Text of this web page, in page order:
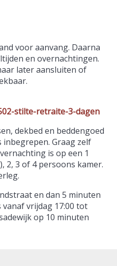
voor aanvang. Daarna
en overnachtingen.
later aansluiten of
stilte-retraite-3-dagen
dekbed en beddengoed
inbegrepen. Graag zelf
is op een 1
2, 3 of 4 persoons kamer.
en dan 5 minuten
vrijdag 17:00 tot
op 10 minuten